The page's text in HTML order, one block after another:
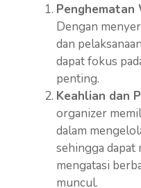
Penghematan
Dengan
dan
dapat fokus
penting.
Keahlian dan
organizer
dalam
sehingga dapat
mengatasi
muncul.